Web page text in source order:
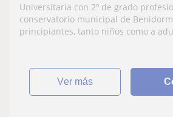
Universitaria con 2º de grado
conservatorio municipal de
principiantes, tanto niños como a
ver más